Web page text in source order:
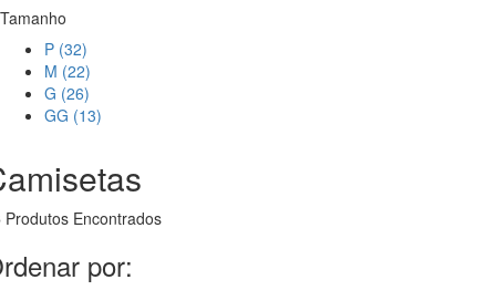
Tamanho
P (32)
M (22)
G (26)
GG (13)
Produtos Encontrados
por: